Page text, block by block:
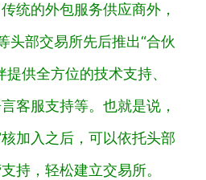
统的外包服务供应商外，
头部交易所先后推出“合伙
提供全方位的技术支持、
客服支持等。也就是说，
加入之后，可以依托头部
持，轻松建立交易所。